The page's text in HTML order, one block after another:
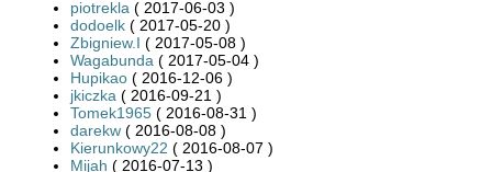
piotrekla ( 2017-06-03 )
dodoelk ( 2017-05-20 )
Zbigniew.I ( 2017-05-08 )
Wagabunda ( 2017-05-04 )
Hupikao ( 2016-12-06 )
jkiczka ( 2016-09-21 )
Tomek1965 ( 2016-08-31 )
darekw ( 2016-08-08 )
Kierunkowy22 ( 2016-08-07 )
Mijah ( 2016-07-13 )